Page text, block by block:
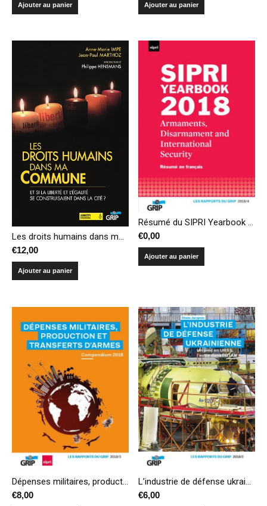
Ajouter au panier Ajouter au panier
Les droits humains dans ma commune. Et si la liberté et l’égalité se construisaient dans la cité?
€12,00
Ajouter au panier
Résumé du SIPRI Yearbook 2018 – Armements, désarmement et sécurité internationale
€0,00
Ajouter au panier
Dépenses militaires, production et transferts d’armes – Compendium 2018
€8,00
L’industrie de défense ukrainienne: un pied en URSS, l’autre dans l’OTAN
€6,00